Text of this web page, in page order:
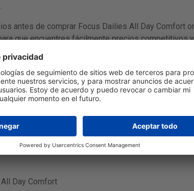
antes de comprar Focus Dailies All Day Comfort
que encuentres fácilmente precios competitivos
de 30, 90 o 180 lentes de contacto.
Comfort (30 lentes) es 17,69 €.Ir a la oferta en
Comfort (90 lentes) es 49,59 €.
Comfort (180 lentes) es 95,99 €. Ir a la oferta en
Day Comfort